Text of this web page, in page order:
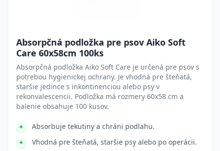
Absorpčná podložka pre psov Aiko Soft
Care 60x58cm 100ks
Absorpčná podložka Aiko Soft Care je určená pre psov s
potrebou hygienickej ochrany. Je vhodná pre šteňatá,
staršie jedince s inkontinenciou alebo psy v
rekonvalescencii. Podložka má rozmery 60x58 cm a
balenie obsahuje 100 kusov.
Absorbuje tekutiny a chráni podlahu.
Vhodná pre šteňatá, staršie psy alebo po operácii.